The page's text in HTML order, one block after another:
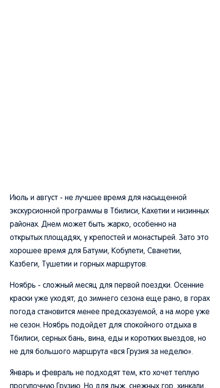
Июль и август - не лучшее время для насыщенной
экскурсионной программы в Тбилиси, Кахетии и низинных
районах. Днем может быть жарко, особенно на
открытых площадях, у крепостей и монастырей. Зато это
хорошее время для Батуми, Кобулети, Сванетии,
Казбеги, Тушетии и горных маршрутов.
Ноябрь - сложный месяц для первой поездки. Осенние
краски уже уходят, до зимнего сезона еще рано, в горах
погода становится менее предсказуемой, а на море уже
не сезон. Ноябрь подойдет для спокойного отдыха в
Тбилиси, серных бань, вина, еды и коротких выездов, но
не для большого маршрута «вся Грузия за неделю».
Январь и февраль не подходят тем, кто хочет теплую
прогулочную Грузию. Но для лыж, снежных гор, хинкали,